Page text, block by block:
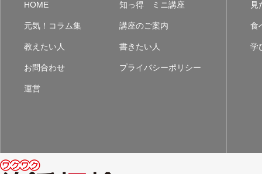
HOME 知っ得 ミニ講座
元気！コラム集 講座のご案内
教えたい人 書きたい人
お問合わせ プライバシーポリシー
運営
見
食
学